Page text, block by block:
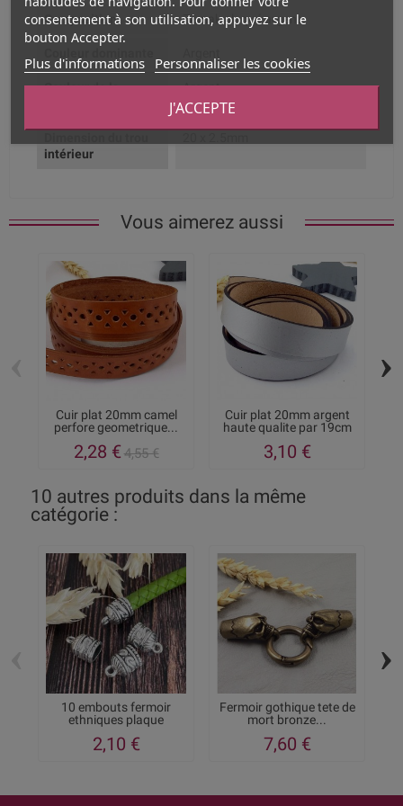
Composition Zamak plaqué argent
Couleur de la
Argent
intérieur
Vous aimerez aussi
Cuir plat 20mm camel
perfore geometrique...
2,28 €4,55 €
Cuir plat 20mm argent
haute qualite par 19cm
3,10 €
›
10 autres produits dans la même
catégorie :
10 embouts fermoir
ethniques plaque
2,10 €
Fermoir gothique tete de
mort bronze...
7,60 €
›
consentement à son utilisation, appuyez sur le
bouton Accepter.
Plus d'informations Personnaliser les cookies
J'ACCEPTE